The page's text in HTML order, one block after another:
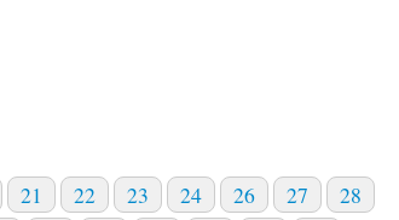
21 22 23 24 26 27
28